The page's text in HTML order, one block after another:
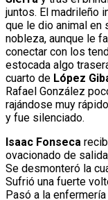
juntos. El madrileño
que le dio animal en
nobleza, aunque le
conectar con los
estocada algo
cuarto de López
Rafael González
rajándose muy
y fue silenciado.
Isaac Fonseca
ovacionado de
Se desmonteró la
Sufrió una fuerte
Pasó a la